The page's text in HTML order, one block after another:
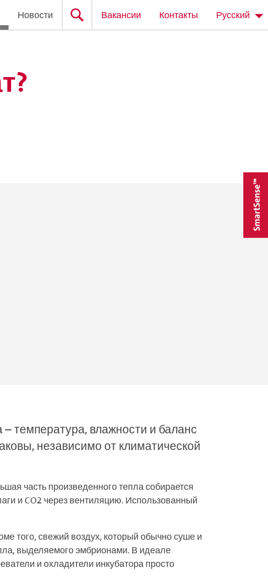
Новости Вакансии Контакты Русский
температура, влажности и баланс
независимо от климатической
часть произведенного тепла собирается
и CO2 через вентиляцию. Использованный
того, свежий воздух, который обычно суше и
выделяемого эмбрионами. В идеале
и охладители инкубатора просто